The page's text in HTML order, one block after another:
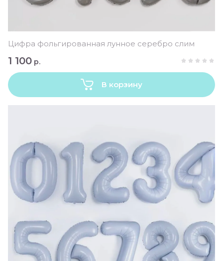
Цифра фольгированная лунное серебро слим
1 100 р.
В корзину